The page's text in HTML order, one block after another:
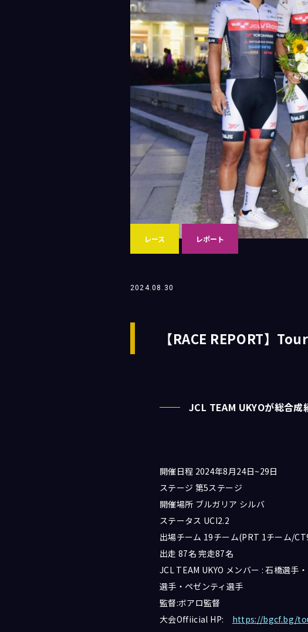
レース レポート
2024.08.30
【RACE REPORT】
JCL TEAM UKYOが総合
開催日程 2024年8月24日~29日
ステージ 第5ステージ
開催場所 ブルガリア シルバ
ステータス UCI2.2
出場チーム 19チーム(PRT 1チーム/
出走 87名 完走87名
JCL TEAM UKYO メンバー : 石橋選手
選手・ペゼンティ選手
監督:ボアロ監督
大会Offiicial HP: https://bgcf.bg/